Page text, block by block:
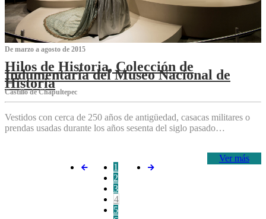
De marzo a agosto de 2015
Hilos de Historia, Colección de
Indumentaria del Museo Nacional de
Historia
Castillo de Chapultepec
Vestidos con cerca de 250 años de antigüedad, casacas militares o
prendas usadas durante los años sesenta del siglo pasado…
Ver más
1
2
3
4
5